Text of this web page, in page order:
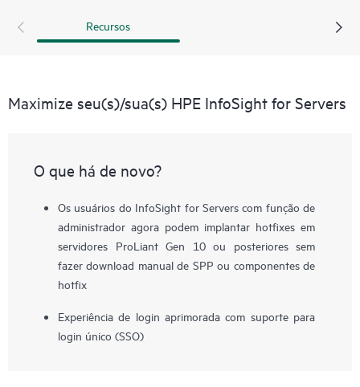
no local do HPE InfoSight para servidores.
Recursos
Maximize seu(s)/sua(s) HPE InfoSight for Servers
O que há de novo?
Os usuários do InfoSight for Servers com função de
administrador agora podem implantar hotfixes em
servidores ProLiant Gen 10 ou posteriores sem
fazer download manual de SPP ou componentes de
hotfix
Experiência de login aprimorada com suporte para
login único (SSO)